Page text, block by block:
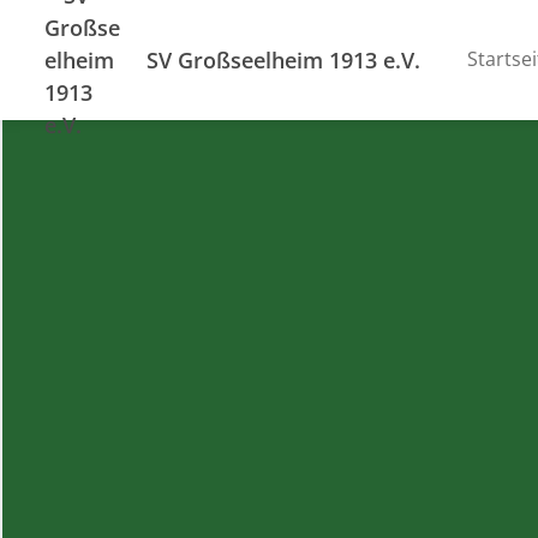
SV Großseelheim 1913 e.V.